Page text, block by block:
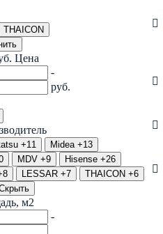
THAICON
Цена
-
руб.
+11 Midea +13
MDV +9 Hisense +26
LESSAR +7 THAICON +6
м2
-